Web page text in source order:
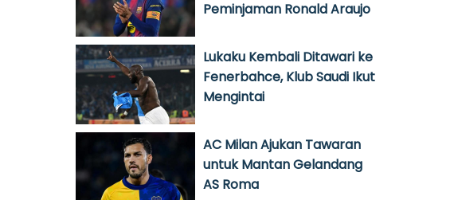
Peminjaman Ronald Araujo
Lukaku Kembali Ditawari ke
Fenerbahce, Klub Saudi Ikut
Mengintai
AC Milan Ajukan Tawaran
untuk Mantan Gelandang
AS Roma